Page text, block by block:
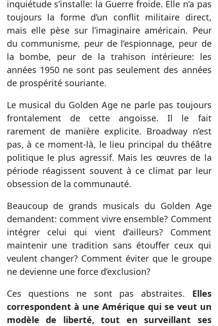
inquiétude s’installe: la Guerre froide. Elle n’a pas
toujours la forme d’un conflit militaire direct,
mais elle pèse sur l’imaginaire américain. Peur
du communisme, peur de l’espionnage, peur de
la bombe, peur de la trahison intérieure: les
années 1950 ne sont pas seulement des années
de prospérité souriante.
Le musical du Golden Age ne parle pas toujours
frontalement de cette angoisse. Il le fait
rarement de manière explicite. Broadway n’est
pas, à ce moment-là, le lieu principal du théâtre
politique le plus agressif. Mais les œuvres de la
période réagissent souvent à ce climat par leur
obsession de la communauté.
Beaucoup de grands musicals du Golden Age
demandent: comment vivre ensemble? Comment
intégrer celui qui vient d’ailleurs? Comment
maintenir une tradition sans étouffer ceux qui
veulent changer? Comment éviter que le groupe
ne devienne une force d’exclusion?
Ces questions ne sont pas abstraites. Elles
correspondent à une Amérique qui se veut un
modèle de liberté, tout en surveillant ses